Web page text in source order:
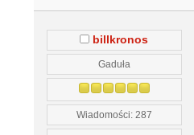
billkronos
Gaduła
Wiadomości: 287